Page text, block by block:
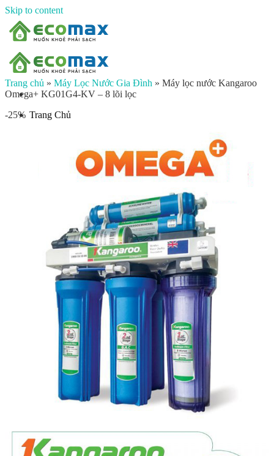
Skip to content
Trang Chủ
Lọc nước đầu nguồn
Lọc tổng chung cư
Lọc tổng biệt thự
Lọc nước giếng khoan
Đèn UV diệt khuẩn
Máy lọc nước gia đình
Máy lọc nước ion kiềm công nghiệp
Máy lọc nước ion kiềm gia đình
Máy lọc nước công nghiệp
Xử lý nước công nghiệp
Vật liệu lọc nước
Linh kiện
Heat pump
Máy Ozone
Công Trình
Kiến Thức Chia sẻ
Tư Vấn Giải Pháp
Tìm kiếm:
Tìm kiếm:
Trang chủ » Máy Lọc Nước Gia Đình » Máy lọc nước Kangaroo
Omega+ KG01G4-KV – 8 lõi lọc
-25%